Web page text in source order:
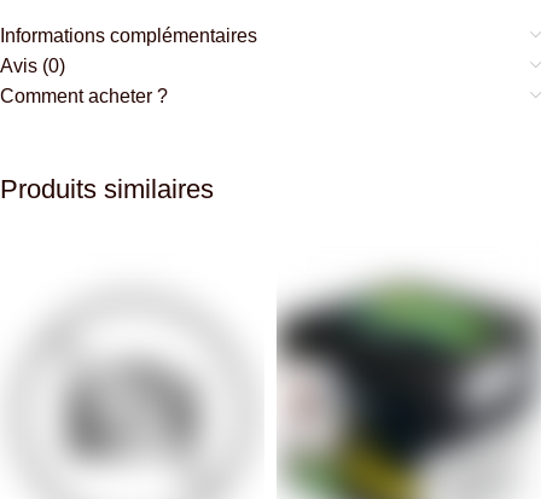
Informations complémentaires
Avis (0)
Comment acheter ?
Produits similaires